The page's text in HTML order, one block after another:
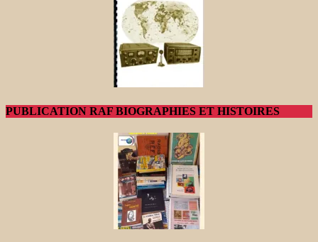
PUBLICATION RAF BIOGRAPHIES ET HISTOIRES